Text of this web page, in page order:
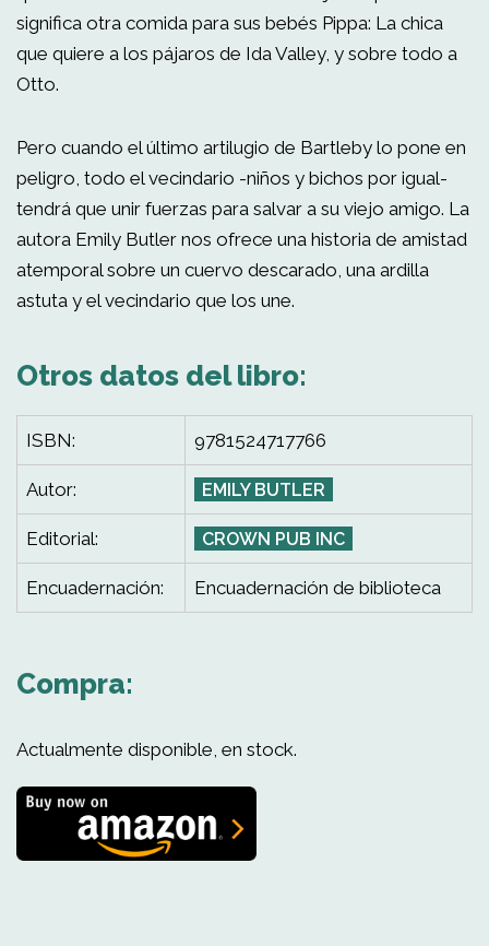
significa otra comida para sus bebés Pippa: La chica
que quiere a los pájaros de Ida Valley, y sobre todo a
Otto.
Pero cuando el último artilugio de Bartleby lo pone en
peligro, todo el vecindario -niños y bichos por igual-
tendrá que unir fuerzas para salvar a su viejo amigo. La
autora Emily Butler nos ofrece una historia de amistad
atemporal sobre un cuervo descarado, una ardilla
astuta y el vecindario que los une.
Otros datos del libro:
ISBN: 9781524717766
Autor: EMILY BUTLER
Editorial: CROWN PUB INC
Encuadernación: Encuadernación de biblioteca
Compra:
Actualmente disponible, en stock.